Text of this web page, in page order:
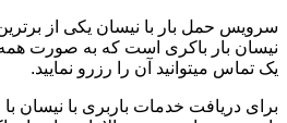
سرویس حمل بار با نیسان یکی از
نیسان بار باکری است که به صورت همه
یک تماس میتوانید آن را رزرو نمایید.
برای دریافت خدمات باربری با نیسان با